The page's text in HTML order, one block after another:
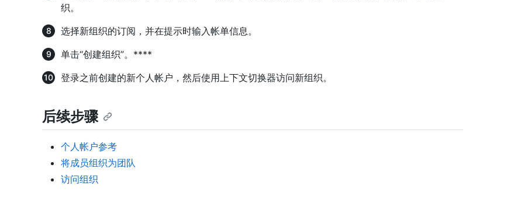
织。
选择新组织的订阅，并在提示时输入帐单信息。
单击“创建组织”。****
登录之前创建的新个人帐户，然后使用上下文切换器访问新组织。
后续步骤
个人帐户参考
将成员组织为团队
访问组织